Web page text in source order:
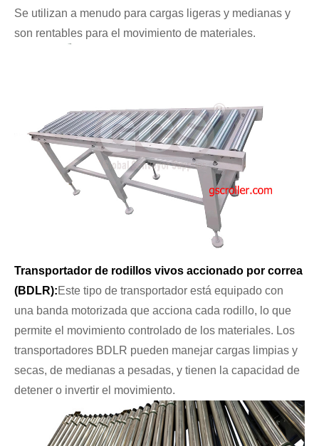
Se utilizan a menudo para cargas ligeras y medianas y
son rentables para el movimiento de materiales.
Transportador de rodillos vivos accionado por correa
(BDLR):Este tipo de transportador está equipado con
una banda motorizada que acciona cada rodillo, lo que
permite el movimiento controlado de los materiales. Los
transportadores BDLR pueden manejar cargas limpias y
secas, de medianas a pesadas, y tienen la capacidad de
detener o invertir el movimiento.